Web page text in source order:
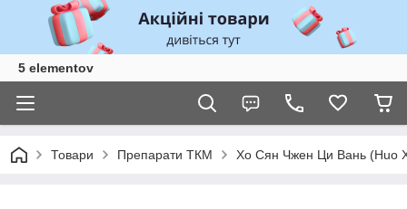
5 elementov
Товари Препарати ТКМ Хо Сян Чжен Ци Вань (Huo